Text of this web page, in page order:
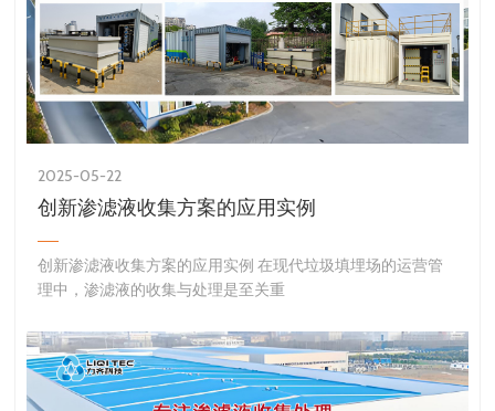
2025-05-22
创新渗滤液收集方案的应用实例
创新渗滤液收集方案的应用实例 在现代垃圾填埋场的运营管
理中，渗滤液的收集与处理是至关重